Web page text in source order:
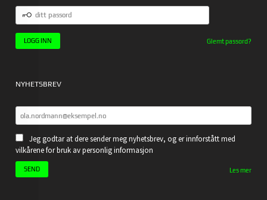
DITT
PASSORD
Glemt passord?
NYHETSBREV
Jeg godtar at dere sender meg nyhetsbrev, og er innforstått med
vilkårene for bruk av personlig informasjon
Les mer